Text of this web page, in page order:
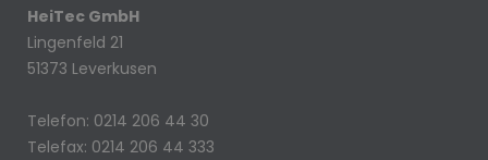
HeiTec GmbH
Lingenfeld 21
51373 Leverkusen
Telefon: 0214 206 44 30
Telefax: 0214 206 44 333